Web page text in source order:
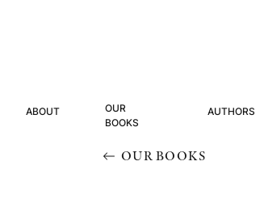
ABOUT
OUR
BOOKS
AUTHORS
OUR BOOKS